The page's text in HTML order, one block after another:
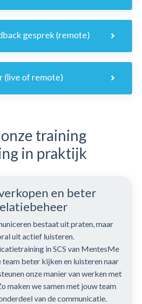
gesprek (remote)
(live of remote)
training
in praktijk
en beter
bestaat uit praten, maar
uit actief luisteren.
in SCS van MentesMe
team beter kijken en luisteren naar
onze manier van werken met
maken we samen met jouw team
van de communicatie.